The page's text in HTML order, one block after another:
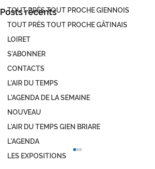
TOUT PRÈS TOUT PROCHE GIENNOIS
TOUT PRÈS TOUT PROCHE GÂTINAIS
LOIRET
S'ABONNER
CONTACTS
L'AIR DU TEMPS
L'AGENDA DE LA SEMAINE
NOUVEAU
L'AIR DU TEMPS GIEN BRIARE
L'AGENDA
LES EXPOSITIONS
Posts récents